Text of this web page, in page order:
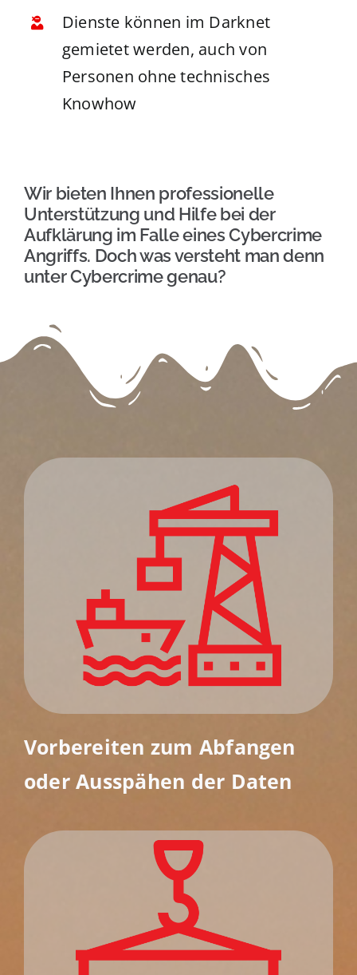
Dienste können im Darknet
gemietet werden, auch von
Personen ohne technisches
Knowhow
Wir bieten Ihnen professionelle
Unterstützung und Hilfe bei der
Aufklärung im Falle eines Cybercrime
Angriffs. Doch was versteht man denn
unter Cybercrime genau?
Vorbereiten zum Abfangen
oder Ausspähen der Daten